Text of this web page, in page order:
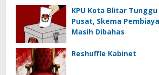
KPU Kota Blitar
Pusat, Skema
Masih Dibahas
Reshuffle Kabinet